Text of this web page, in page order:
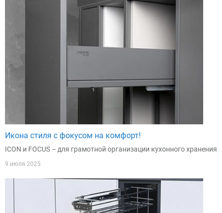
Икона стиля с фокусом на комфорт!
ICON и FOCUS – для грамотной организации кухонного хранения
9 июля 2025